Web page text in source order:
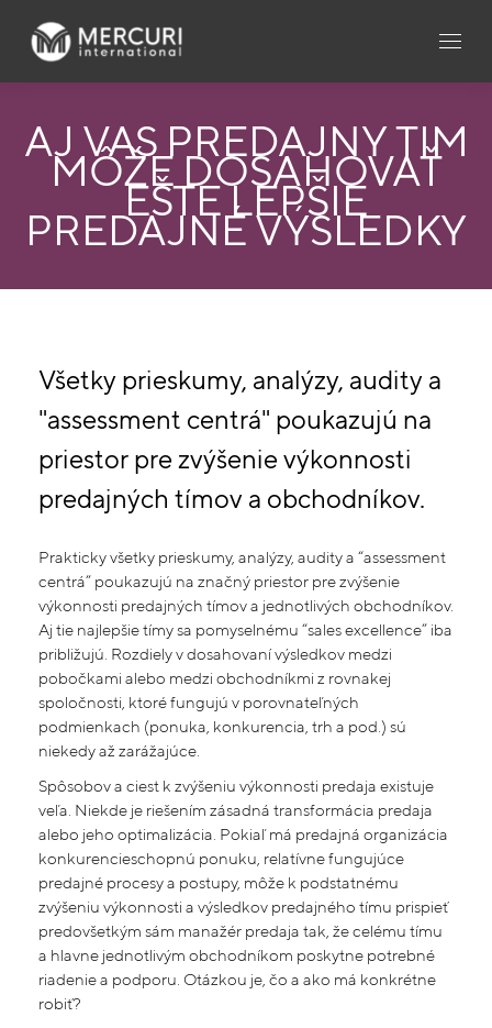
AJ VÁŠ PREDAJNÝ TÍM
MÔŽE DOSAHOVAŤ
EŠTE LEPŠIE
PREDAJNÉ VÝSLEDKY
Všetky prieskumy, analýzy, audity a
"assessment centrá" poukazujú na
priestor pre zvýšenie výkonnosti
predajných tímov a obchodníkov.
Prakticky všetky prieskumy, analýzy, audity a “assessment
centrá” poukazujú na značný priestor pre zvýšenie
výkonnosti predajných tímov a jednotlivých obchodníkov.
Aj tie najlepšie tímy sa pomyselnému “sales excellence” iba
približujú. Rozdiely v dosahovaní výsledkov medzi
pobočkami alebo medzi obchodníkmi z rovnakej
spoločnosti, ktoré fungujú v porovnateľných
podmienkach (ponuka, konkurencia, trh a pod.) sú
niekedy až zarážajúce.
Spôsobov a ciest k zvýšeniu výkonnosti predaja existuje
veľa. Niekde je riešením zásadná transformácia predaja
alebo jeho optimalizácia. Pokiaľ má predajná organizácia
konkurencieschopnú ponuku, relatívne fungujúce
predajné procesy a postupy, môže k podstatnému
zvýšeniu výkonnosti a výsledkov predajného tímu prispieť
predovšetkým sám manažér predaja tak, že celému tímu
a hlavne jednotlivým obchodníkom poskytne potrebné
riadenie a podporu. Otázkou je, čo a ako má konkrétne
robiť?